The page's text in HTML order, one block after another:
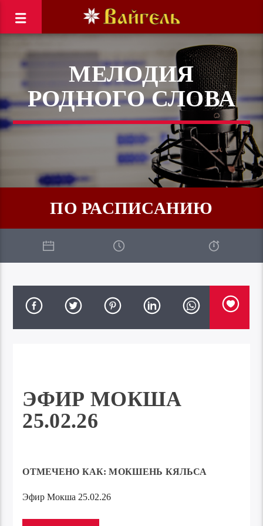
МЕЛОДИЯ
РОДНОГО СЛОВА
ПО РАСПИСАНИЮ
ЭФИР МОКША
25.02.26
ОТМЕЧЕНО КАК:МОКШЕНЬ КЯЛЬСА
Эфир Мокша 25.02.26